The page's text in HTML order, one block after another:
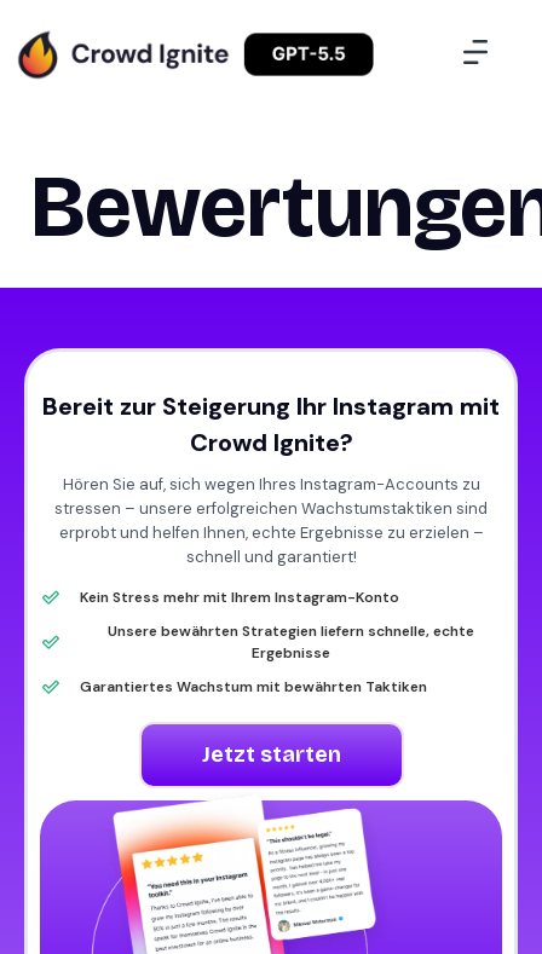
Bereit zur Steigerung Ihr Instagram mit
Crowd Ignite?
Hören Sie auf, sich wegen Ihres Instagram-Accounts zu
stressen – unsere erfolgreichen Wachstumstaktiken sind
erprobt und helfen Ihnen, echte Ergebnisse zu erzielen –
schnell und garantiert!
Kein Stress mehr mit Ihrem Instagram-Konto
Unsere bewährten Strategien liefern schnelle, echte
Ergebnisse
Garantiertes Wachstum mit bewährten Taktiken
Jetzt starten